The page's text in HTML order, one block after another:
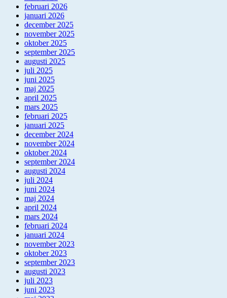
februari 2026
januari 2026
december 2025
november 2025
oktober 2025
september 2025
augusti 2025
juli 2025
juni 2025
maj 2025
april 2025
mars 2025
februari 2025
januari 2025
december 2024
november 2024
oktober 2024
september 2024
augusti 2024
juli 2024
juni 2024
maj 2024
april 2024
mars 2024
februari 2024
januari 2024
november 2023
oktober 2023
september 2023
augusti 2023
juli 2023
juni 2023